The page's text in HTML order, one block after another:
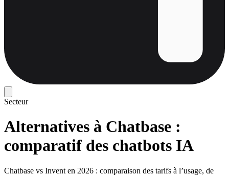
Secteur
Alternatives à Chatbase :
comparatif des chatbots IA
Chatbase vs Invent en 2026 : comparaison des tarifs à l’usage, de